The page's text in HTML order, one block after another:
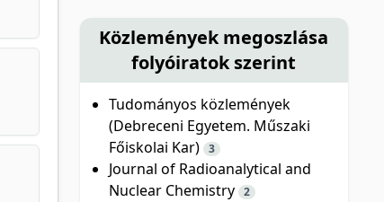
Közlemények megoszlása
folyóiratok szerint
Tudományos közlemények
(Debreceni Egyetem. Műszaki
Főiskolai Kar) 3
Journal of Radioanalytical and
Nuclear Chemistry 2